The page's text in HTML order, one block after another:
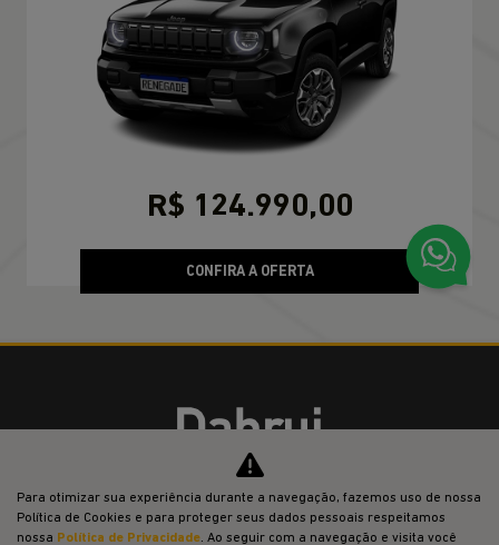
R$ 124.990,00
CONFIRA A OFERTA
CMJ - COMERCIO DE VEICULOS LTDA.
CNPJ: 05.026.792/0016-73
Para otimizar sua experiência durante a navegação, fazemos uso de nossa
Política de Cookies e para proteger seus dados pessoais respeitamos
nossa Política de Privacidade. Ao seguir com a navegação e visita você